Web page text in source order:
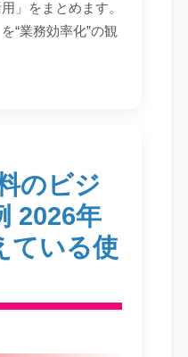
」をまとめます。
“業務効率化”の観
のビジ
2026年
ている使